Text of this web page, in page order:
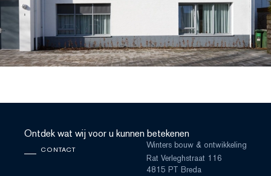
Ontdek wat wij voor u kunnen betekenen
CONTACT
Winters bouw & ontwikkeling
Rat Verleghstraat 116
4815 PT Breda